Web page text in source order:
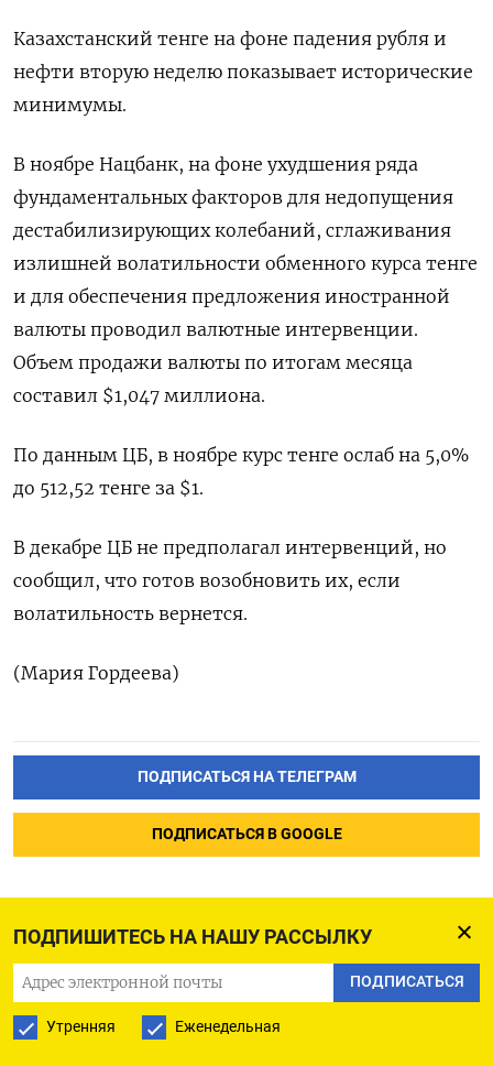
ПОДПИШИТЕСЬ НА НАШУ РАССЫЛКУ
ПОДПИСАТЬСЯ
Утренняя Еженедельная
Казахстанский тенге на фоне падения рубля и
нефти вторую неделю показывает исторические
минимумы.
В ноябре Нацбанк, на фоне ухудшения ряда
фундаментальных факторов для недопущения
дестабилизирующих колебаний, сглаживания
излишней волатильности обменного курса тенге
и для обеспечения предложения иностранной
валюты проводил валютные интервенции.
Объем продажи валюты по итогам месяца
составил $1,047 миллиона.
По данным ЦБ, в ноябре курс тенге ослаб на 5,0%
до 512,52 тенге за $1.
В декабре ЦБ не предполагал интервенций, но
сообщил, что готов возобновить их, если
волатильность вернется.
(Мария Гордеева)
ПОДПИСАТЬСЯ НА ТЕЛЕГРАМ
ПОДПИСАТЬСЯ В GOOGLE
Трамп выдвинул своего
бывшего советника Кэша